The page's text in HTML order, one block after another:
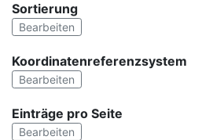
Sortierung
Bearbeiten
Koordinatenreferenzsystem
Bearbeiten
Einträge pro Seite
Bearbeiten